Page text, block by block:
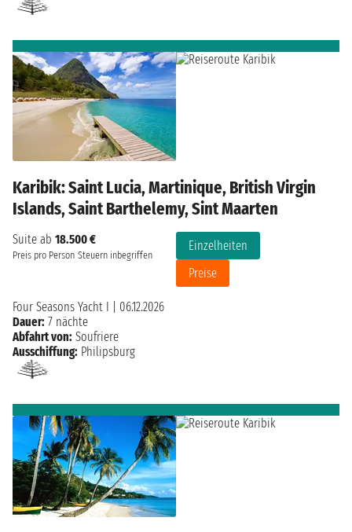
Karibik: Saint Lucia, Martinique, British Virgin
Islands, Saint Barthelemy, Sint Maarten
Suite ab 18.500 €
Preis pro Person Steuern inbegriffen
Einzelheiten
Preise
Four Seasons Yacht I
06.12.2026
Dauer: 7 nächte
Abfahrt von: Soufriere
Ausschiffung: Philipsburg